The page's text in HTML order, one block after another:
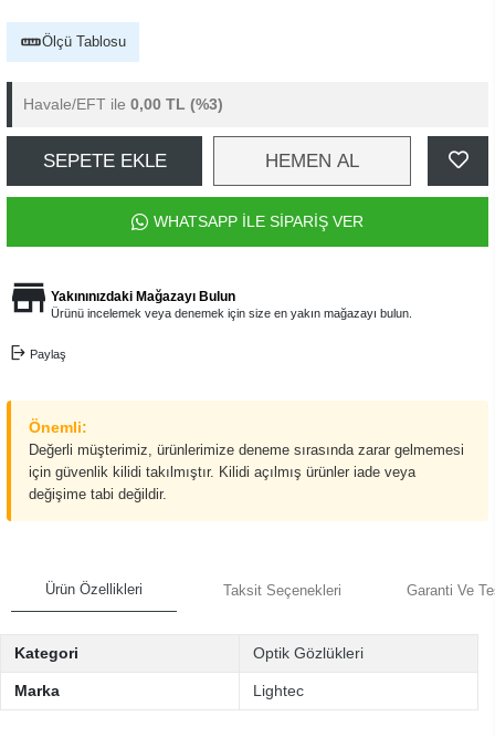
Ölçü Tablosu
Havale/EFT ile 0,00 TL (%3)
SEPETE EKLE HEMEN AL
WHATSAPP İLE SİPARİŞ VER
Yakınınızdaki Mağazayı Bulun
Ürünü incelemek veya denemek için size en yakın mağazayı bulun.
Paylaş
Önemli:
Değerli müşterimiz, ürünlerimize deneme sırasında zarar gelmemesi
için güvenlik kilidi takılmıştır. Kilidi açılmış ürünler iade veya
değişime tabi değildir.
Ürün Özellikleri Taksit Seçenekleri Garanti Ve
Kategori Optik Gözlükleri
Marka Lightec